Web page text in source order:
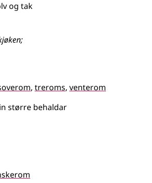
og tak
;
treroms venterom
større behaldar